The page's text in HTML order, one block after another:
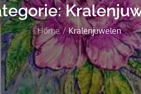
Home Kralenjuwelen